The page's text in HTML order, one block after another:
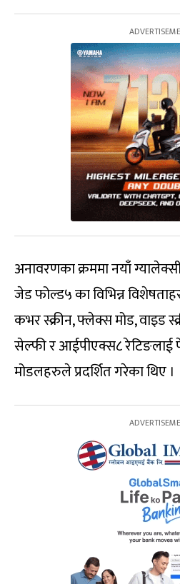
अनावरणका क्रममा नयाँ
जेड फोल्ड५ का विभिन्न
कभर स्क्रीन, फ्लेक्स मोड, वाइड
सेल्फी र आईपीएक्स८
मोडलहरुले प्रदर्शित गरेका थिए ।